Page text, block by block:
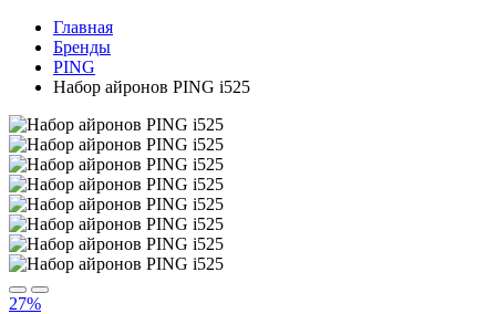
Главная
Бренды
PING
Набор айронов PING i525
27%